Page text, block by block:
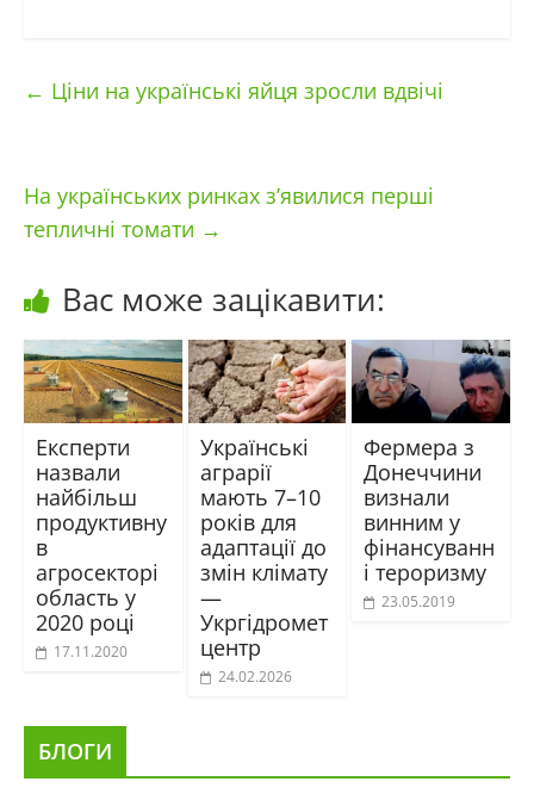
← Ціни на українські яйця зросли вдвічі
На українських ринках з’явилися перші
тепличні томати →
Вас може зацікавити:
Експерти
назвали
найбільш
продуктивну
в
агросекторі
область у
2020 році
17.11.2020
Українські
аграрії
мають 7–10
років для
адаптації до
змін клімату
—
Укргідромет
центр
24.02.2026
Фермера з
Донеччини
визнали
винним у
фінансуванн
і тероризму
23.05.2019
БЛОГИ